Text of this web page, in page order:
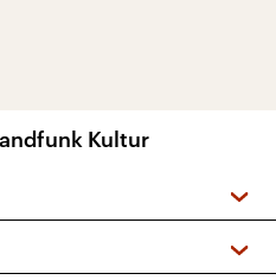
Kultur